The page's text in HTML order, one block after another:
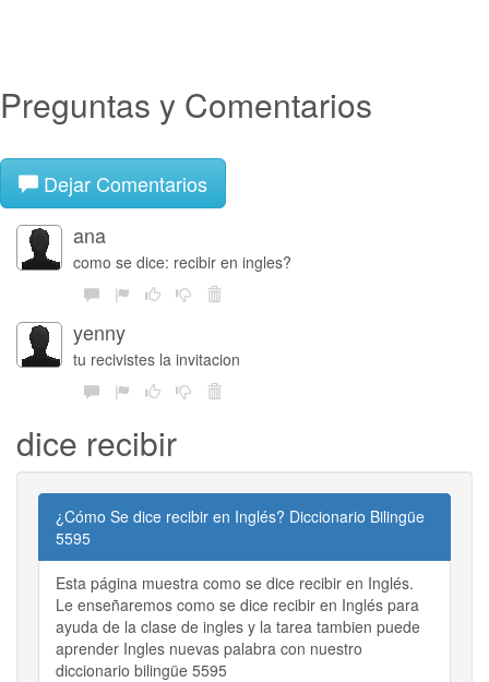
Preguntas y Comentarios
Dejar Comentarios
ana
como se dice: recibir en ingles?
yenny
tu recivistes la invitacion
dice recibir
¿Cómo Se dice recibir en Inglés? Diccionario Bilingüe
5595
Esta página muestra como se dice recibir en Inglés.
Le enseñaremos como se dice recibir en Inglés para
ayuda de la clase de ingles y la tarea tambien puede
aprender Ingles nuevas palabra con nuestro
diccionario bilingüe 5595